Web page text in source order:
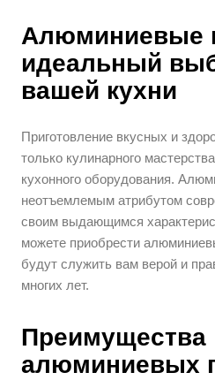
Алюминиевые
идеальный
вашей кухни
Приготовление вкусных и
только кулинарного
кухонного оборудования.
неотъемлемым атрибутом
своим выдающимся
можете приобрести
будут служить вам верой и
многих лет.
Преимущества
алюминиевых